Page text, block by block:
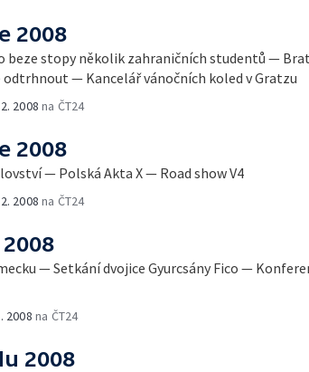
2008
beze stopy několik zahraničních studentů —
odtrhnout — Kancelář vánočních koled v Gratzu
2008 na ČT24
2008
— Polská Akta X — Road show V4
2008 na ČT24
— Setkání dvojice Gyurcsány Fico —
2008 na ČT24
2008